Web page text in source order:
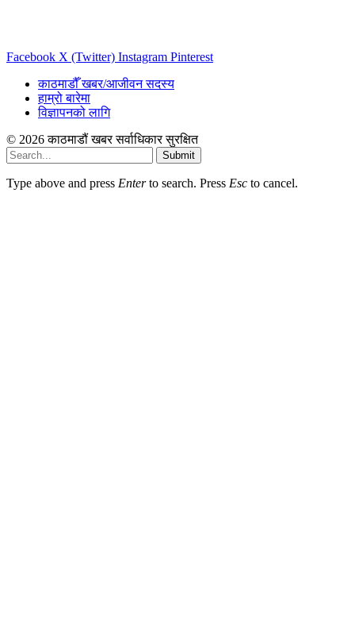
Facebook X (Twitter) Instagram Pinterest
काठमाडौँ खबर/आजीवन सदस्य
हाम्रो बारेमा
विज्ञापनको लागि
© 2026 काठमाडौं खबर सर्वाधिकार सुरक्षित
Submit
Type above and press Enterto search. Press Esc to cancel.